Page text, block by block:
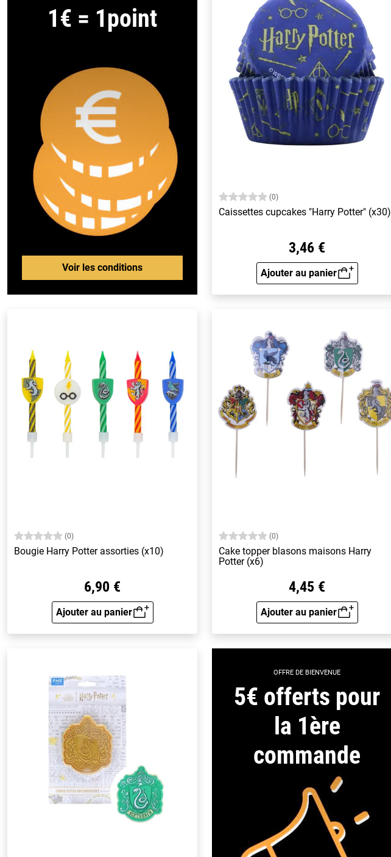
1€ = 1point
Voir les conditions
(0)
Caissettes cupcakes "Harry Potter" (x30)
3,46 €
Ajouter au panier
Aperçu rapide
(0)
Bougie Harry Potter assorties (x10)
6,90 €
Ajouter au panier
Aperçu rapide
(0)
Cake topper blasons maisons Harry
Potter (x6)
4,45 €
Ajouter au panier
Aperçu rapide
OFFRE DE BIENVENUE
5€ offerts pour
la 1ère
commande